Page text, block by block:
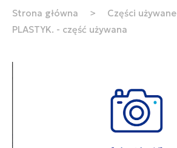
Strona główna > Części używane
PLASTYK. - część używana